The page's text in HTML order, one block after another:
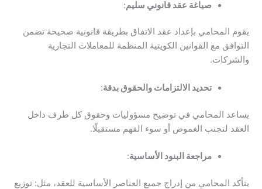
صياغة عقد قانوني سليم:
يقوم المحامي بإعداد عقد الاتفاق بطريقة قانونية صحيحة تضمن
التوافق مع القوانين الكويتية المنظمة للمعاملات التجارية
والشركات.
تحديد الالتزامات والحقوق بدقة:
يساعد المحامي في توضيح مسؤوليات وحقوق كل طرف داخل
العقد لتجنب الغموض أو سوء الفهم مستقبلًا.
مراجعة البنود الأساسية:
يتأكد المحامي من إدراج جميع العناصر الأساسية للعقد، مثل: توزيع